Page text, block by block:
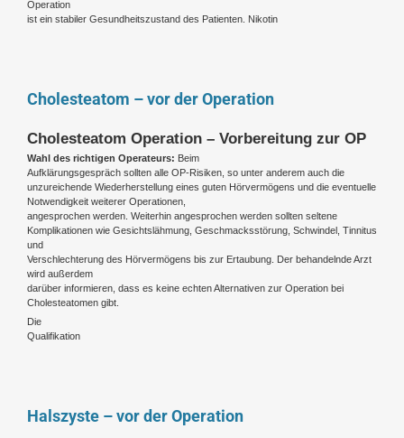
Operation
ist ein stabiler Gesundheitszustand des Patienten. Nikotin
Cholesteatom – vor der Operation
Cholesteatom Operation – Vorbereitung zur OP
Wahl des richtigen Operateurs: Beim
Aufklärungsgespräch sollten alle OP-Risiken, so unter anderem auch die
unzureichende Wiederherstellung eines guten Hörvermögens und die eventuelle
Notwendigkeit weiterer Operationen,
angesprochen werden. Weiterhin angesprochen werden sollten seltene
Komplikationen wie Gesichtslähmung, Geschmacksstörung, Schwindel, Tinnitus
und
Verschlechterung des Hörvermögens bis zur Ertaubung. Der behandelnde Arzt
wird außerdem
darüber informieren, dass es keine echten Alternativen zur Operation bei
Cholesteatomen gibt.
Die
Qualifikation
Halszyste – vor der Operation